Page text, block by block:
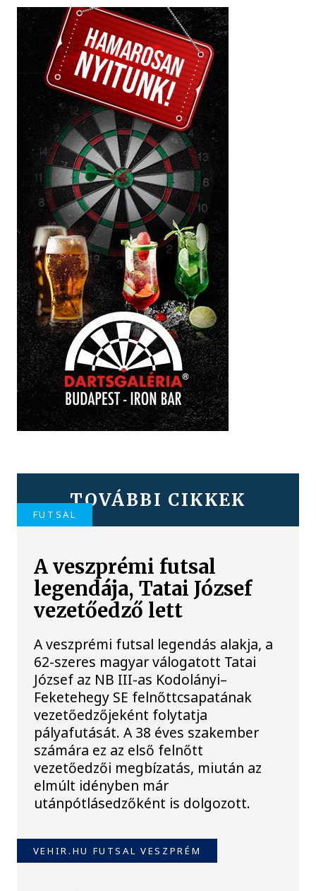
TOVÁBBI CIKKEK
FUTSAL
A veszprémi futsal
legendája, Tatai József
vezetőedző lett
A veszprémi futsal legendás alakja, a
62-szeres magyar válogatott Tatai
József az NB III-as Kodolányi–
Feketehegy SE felnőttcsapatának
vezetőedzőjeként folytatja
pályafutását. A 38 éves szakember
számára ez az első felnőtt
vezetőedzői megbízatás, miután az
elmúlt idényben már
utánpótlásedzőként is dolgozott.
VEHIR.HU FUTSAL VESZPRÉM